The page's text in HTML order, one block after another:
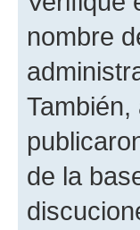
nombre
de la